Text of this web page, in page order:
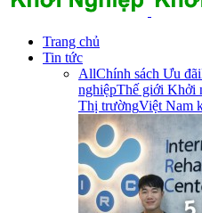
Trang chủ
Tin tức
AllChính sách Ưu đãi
nghiệpThế giới Khởi
Thị trườngViệt Nam